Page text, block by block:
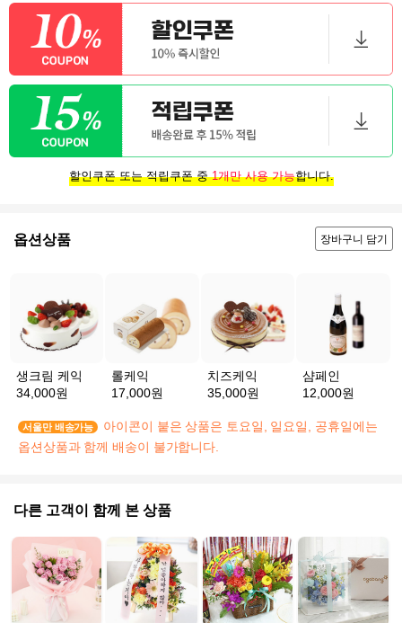
할인쿠폰 또는 적립쿠폰 중1개만 사용 가능합니다.
옵션상품 장바구니 담기
생크림 케익
34,000원
롤케익
17,000원
치즈케익
35,000원
샴페인
12,000원
서울만 배송가능
아이콘이 붙은 상품은 토요일, 일요일, 공휴일에는
옵션상품과 함께 배송이 불가합니다.
다른 고객이 함께 본 상품